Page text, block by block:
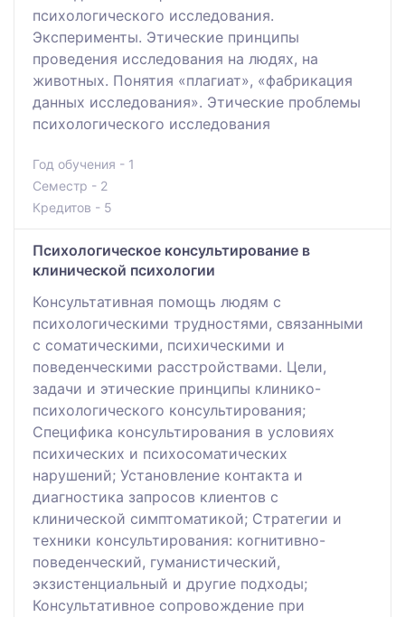
психологического исследования.
Эксперименты. Этические принципы
проведения исследования на людях, на
животных. Понятия «плагиат», «фабрикация
данных исследования». Этические проблемы
психологического исследования
Год обучения - 1
Семестр - 2
Кредитов - 5
Психологическое консультирование в
клинической психологии
Консультативная помощь людям с
психологическими трудностями, связанными
с соматическими, психическими и
поведенческими расстройствами. Цели,
задачи и этические принципы клинико-
психологического консультирования;
Специфика консультирования в условиях
психических и психосоматических
нарушений; Установление контакта и
диагностика запросов клиентов с
клинической симптоматикой; Стратегии и
техники консультирования: когнитивно-
поведенческий, гуманистический,
экзистенциальный и другие подходы;
Консультативное сопровождение при